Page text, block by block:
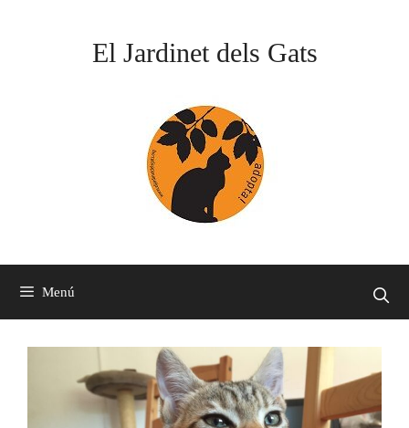
El Jardinet dels Gats
Menú